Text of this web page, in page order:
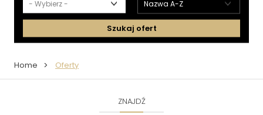
Szukaj ofert
Home Oferty
ZNAJDŹ